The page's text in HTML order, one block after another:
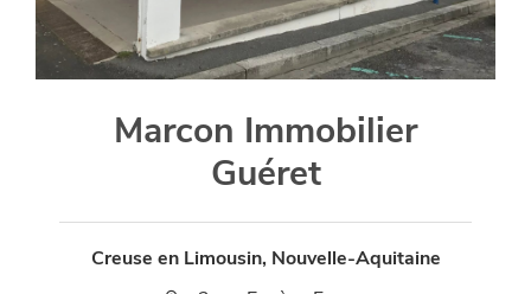
Marcon Immobilier
Guéret
Creuse en Limousin, Nouvelle-Aquitaine